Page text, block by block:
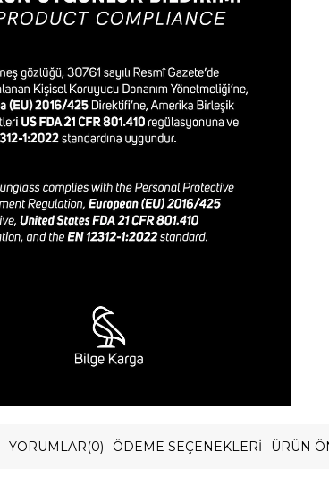
YORUMLAR(0) ÖDEME SEÇENEKLERI ÜRÜN